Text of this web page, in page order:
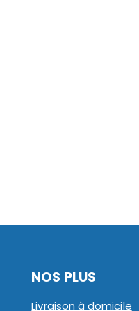
NOS PLUS
Livraison à domicile